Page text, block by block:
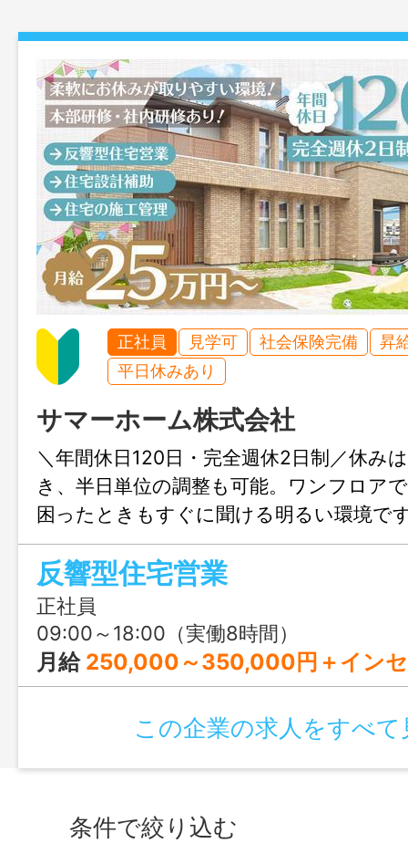
正社員 見学可 社会保険完備
昇
平日休みあり
サマーホーム株式会社
＼年間休日120日・完全週休2日制／休み
き、半日単位の調整も可能。ワンフロア
困ったときもすぐに聞ける明るい環境で
反響型住宅営業
正社員
09:00～18:00（実働8時間）
月給 250,000～350,000円＋イン
この企業の求人をすべて
条件で絞り込む